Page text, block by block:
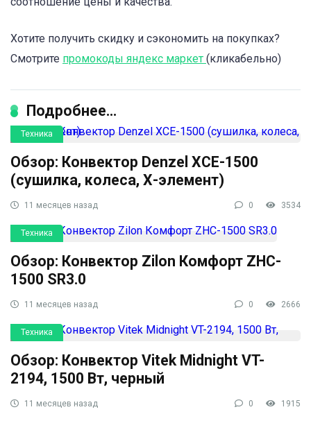
Хотите получить скидку и сэкономить на покупках?
Смотрите промокоды яндекс маркет (кликабельно)
Подробнее...
Техника
Обзор: Конвектор Denzel XCE-1500
(сушилка, колеса, Х-элемент)
11 месяцев назад 0 3534
Техника
Обзор: Конвектор Zilon Комфорт ZHC-
1500 SR3.0
11 месяцев назад 0 2666
Техника
Обзор: Конвектор Vitek Midnight VT-
2194, 1500 Вт, черный
11 месяцев назад 0 1915